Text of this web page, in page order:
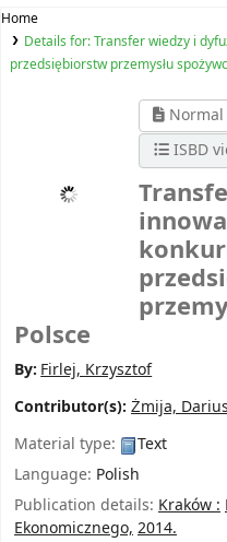
Home
Details for:Transfer wiedzy i
przedsiębiorstw przemysłu
ISBD
Polsce
By: Firlej, Krzysztof
Contributor(s): Żmija,
Material type:
Text
Language: Polish
Publication details: Kraków :
Ekonomicznego,2014.